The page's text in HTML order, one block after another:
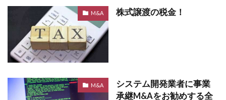
M&A 株式譲渡の税金！
M&A
システム開発業者に事業
承継M&Aをお勧めする全